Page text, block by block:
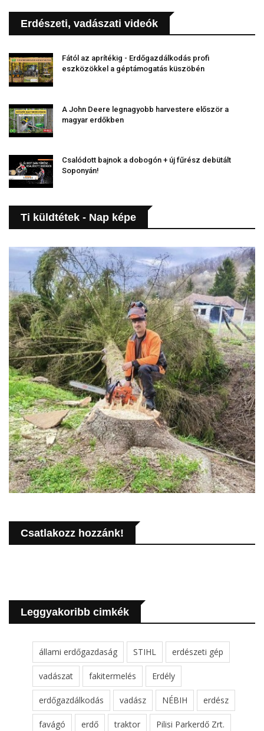
Erdészeti, vadászati videók
Fától az aprítékig - Erdőgazdálkodás profi
eszközökkel a géptámogatás küszöbén
A John Deere legnagyobb harvestere először a
magyar erdőkben
Csalódott bajnok a dobogón + új fűrész debütált
Soponyán!
Ti küldtétek - Nap képe
Csatlakozz hozzánk!
Leggyakoribb cimkék
állami erdőgazdaság STIHL erdészeti gép
vadászat fakitermelés Erdély
erdőgazdálkodás vadász NÉBIH erdész
favágó erdő traktor Pilisi Parkerdő Zrt.